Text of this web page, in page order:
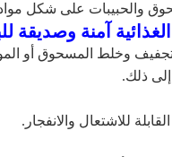
والحبيبات على شكل
آمنة
وخلط المسحوق أو المواد
إلى ذلك.
للاشتعال والانفجار.